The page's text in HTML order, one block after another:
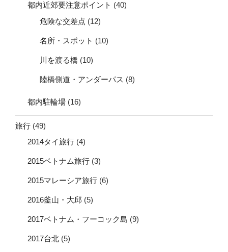
都内近郊要注意ポイント (40)
危険な交差点 (12)
名所・スポット (10)
川を渡る橋 (10)
陸橋側道・アンダーパス (8)
都内駐輪場 (16)
旅行 (49)
2014タイ旅行 (4)
2015ベトナム旅行 (3)
2015マレーシア旅行 (6)
2016釜山・大邱 (5)
2017ベトナム・フーコック島 (9)
2017台北 (5)